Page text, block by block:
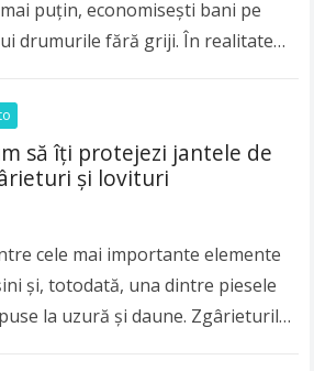
puțin, economisești bani pe
drumurile fără griji. În realitate
să îți protejezi jantele de
și lovituri
cele mai importante elemente
și, totodată, una dintre piesele
la uzură și daune. Zgârieturile